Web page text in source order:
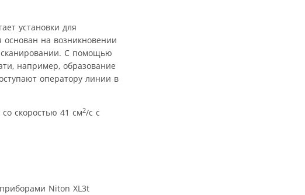
установки для
на возникновении
С помощью
например, образование
оператору линии в
скоростью 41 см2/с с
Niton XL3t